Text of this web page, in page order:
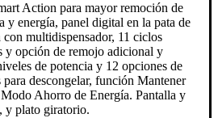
Action para mayor remoción de
y energía, panel digital en la pata de
multidispensador, 11 ciclos
y opción de remojo adicional y
de potencia y 12 opciones de
descongelar, función Mantener
Ahorro de Energía. Pantalla y
plato giratorio.